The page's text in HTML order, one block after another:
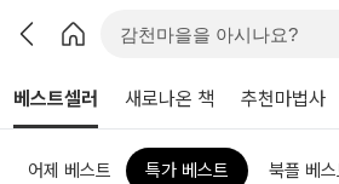
베스트셀러 새로나온 책 추천마법사
어제 베스트 특가 베스트 북플 베